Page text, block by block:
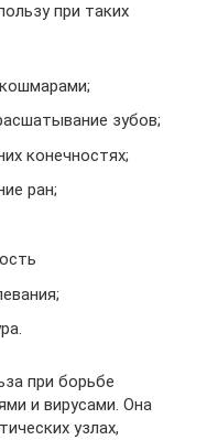
при таких
зубов;
конечностях;
ран;
при борьбе
и вирусами. Она
узлах,